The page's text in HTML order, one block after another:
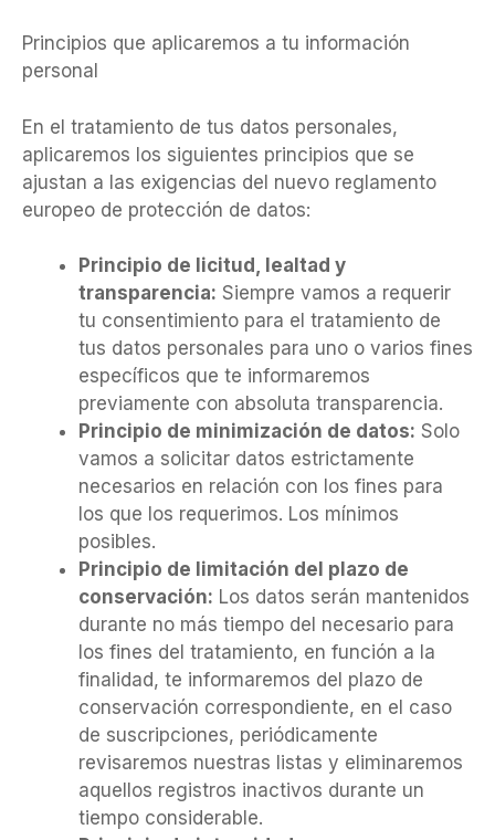
Principios que aplicaremos a tu información
personal
En el tratamiento de tus datos personales,
aplicaremos los siguientes principios que se
ajustan a las exigencias del nuevo reglamento
europeo de protección de datos:
Principio de licitud, lealtad y
transparencia: Siempre vamos a requerir
tu consentimiento para el tratamiento de
tus datos personales para uno o varios fines
específicos que te informaremos
previamente con absoluta transparencia.
Principio de minimización de datos: Solo
vamos a solicitar datos estrictamente
necesarios en relación con los fines para
los que los requerimos. Los mínimos
posibles.
Principio de limitación del plazo de
conservación: Los datos serán mantenidos
durante no más tiempo del necesario para
los fines del tratamiento, en función a la
finalidad, te informaremos del plazo de
conservación correspondiente, en el caso
de suscripciones, periódicamente
revisaremos nuestras listas y eliminaremos
aquellos registros inactivos durante un
tiempo considerable.